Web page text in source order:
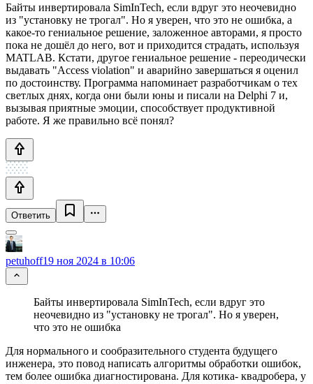
Байты инвертировала SimInTech, если вдруг это неочевидно
из "установку не трогал". Но я уверен, что это не ошибка, а
какое-то гениальное решение, заложенное авторами, я просто
пока не дошёл до него, вот и приходится страдать, используя
MATLAB. Кстати, другое гениальное решение - переодически
выдавать "Access violation" и аварийно завершаться я оценил
по достоинству. Программа напоминает разработчикам о тех
светлых днях, когда они были юны и писали на Delphi 7 и,
вызывая приятные эмоции, способствует продуктивной
работе. Я же правильно всё понял?
Ответить
petuhoff19 ноя 2024 в 10:06
Байты инвертировала SimInTech, если вдруг это
неочевидно из "установку не трогал". Но я уверен,
что это не ошибка
Для нормального и сообразительного студента будущего
инженера, это повод написать алгоритмы обработки ошибок,
тем более ошибка диагностирована. Для котика- квадробера, у